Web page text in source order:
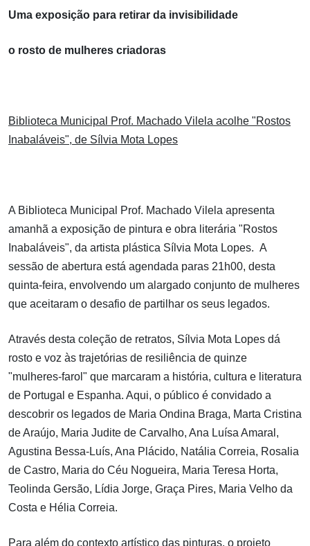
Uma exposição para retirar da invisibilidade
o rosto de mulheres criadoras
Biblioteca Municipal Prof. Machado Vilela acolhe "Rostos
Inabaláveis", de Sílvia Mota Lopes
A Biblioteca Municipal Prof. Machado Vilela apresenta
amanhã a exposição de pintura e obra literária "Rostos
Inabaláveis", da artista plástica Sílvia Mota Lopes. A
sessão de abertura está agendada paras 21h00, desta
quinta-feira, envolvendo um alargado conjunto de mulheres
que aceitaram o desafio de partilhar os seus legados.
Através desta coleção de retratos, Sílvia Mota Lopes dá
rosto e voz às trajetórias de resiliência de quinze
"mulheres-farol" que marcaram a história, cultura e literatura
de Portugal e Espanha. Aqui, o público é convidado a
descobrir os legados de Maria Ondina Braga, Marta Cristina
de Araújo, Maria Judite de Carvalho, Ana Luísa Amaral,
Agustina Bessa-Luís, Ana Plácido, Natália Correia, Rosalia
de Castro, Maria do Céu Nogueira, Maria Teresa Horta,
Teolinda Gersão, Lídia Jorge, Graça Pires, Maria Velho da
Costa e Hélia Correia.
Para além do contexto artístico das pinturas, o projeto